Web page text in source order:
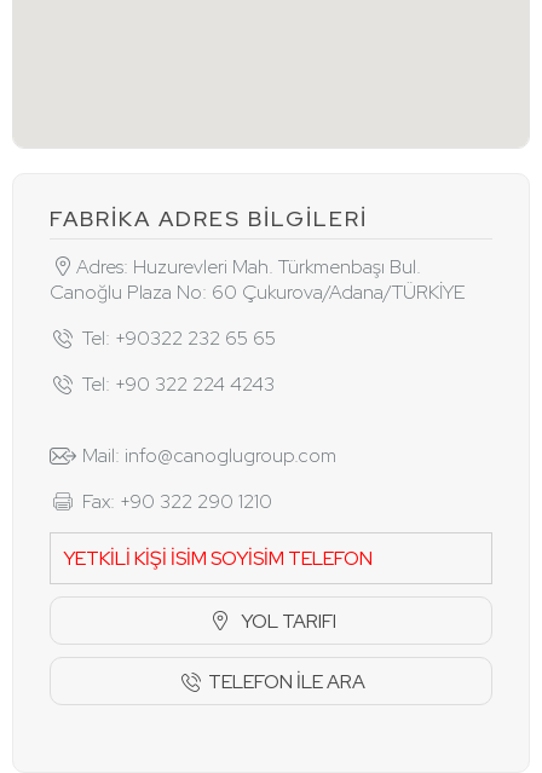
FABRİKA ADRES BİLGİLERİ
Adres: Huzurevleri Mah. Türkmenbaşı Bul.
Canoğlu Plaza No: 60 Çukurova/Adana/TÜRKİYE
Tel: +90322 232 65 65
Tel: +90 322 224 4243
Mail: info@canoglugroup.com
Fax: +90 322 290 1210
YETKİLİ KİŞİ İSİM SOYİSİM TELEFON
YOL TARIFI
TELEFON İLE ARA